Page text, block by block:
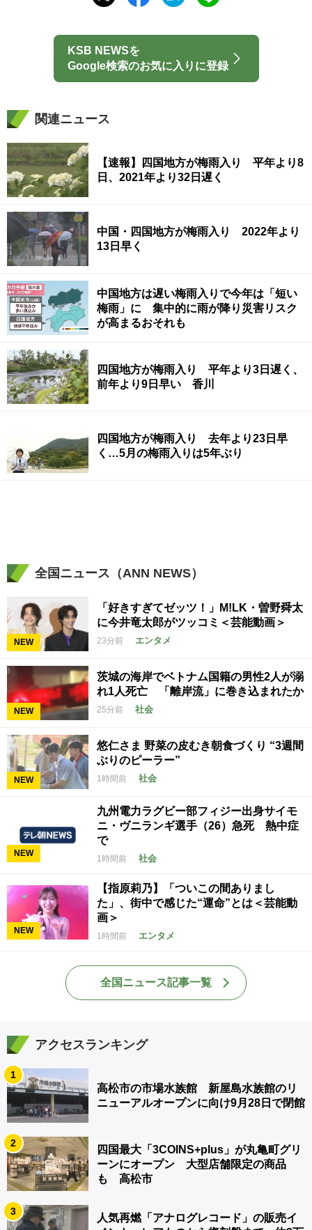
KSB NEWSを
Google検索のお気に入りに登録
関連ニュース
【速報】四国地方が梅雨入り 平年より8
日、2021年より32日遅く
中国・四国地方が梅雨入り 2022年より
13日早く
中国地方は遅い梅雨入りで今年は「短い
梅雨」に 集中的に雨が降り災害リスク
が高まるおそれも
四国地方が梅雨入り 平年より3日遅く、
前年より9日早い 香川
四国地方が梅雨入り 去年より23日早
く…5月の梅雨入りは5年ぶり
全国ニュース（ANN NEWS）
NEW
「好きすぎてゼッツ！」M!LK・曽野舜太
に今井竜太郎がツッコミ＜芸能動画＞
23分前 エンタメ
NEW
茨城の海岸でベトナム国籍の男性2人が溺
れ1人死亡 「離岸流」に巻き込まれたか
25分前 社会
NEW
悠仁さま 野菜の皮むき朝食づくり “3週間
ぶりのピーラー”
1時間前 社会
NEW
九州電力ラグビー部フィジー出身サイモ
ニ・ヴニランギ選手（26）急死 熱中症
で
1時間前 社会
NEW
【指原莉乃】「ついこの間ありまし
た」、街中で感じた“運命”とは＜芸能動
画＞
1時間前 エンタメ
全国ニュース記事一覧
アクセスランキング
1
高松市の市場水族館 新屋島水族館のリ
ニューアルオープンに向け9月28日で閉館
2
四国最大「3COINS+plus」が丸亀町グリ
ーンにオープン 大型店舗限定の商品
も 高松市
3
人気再燃「アナログレコード」の販売イ